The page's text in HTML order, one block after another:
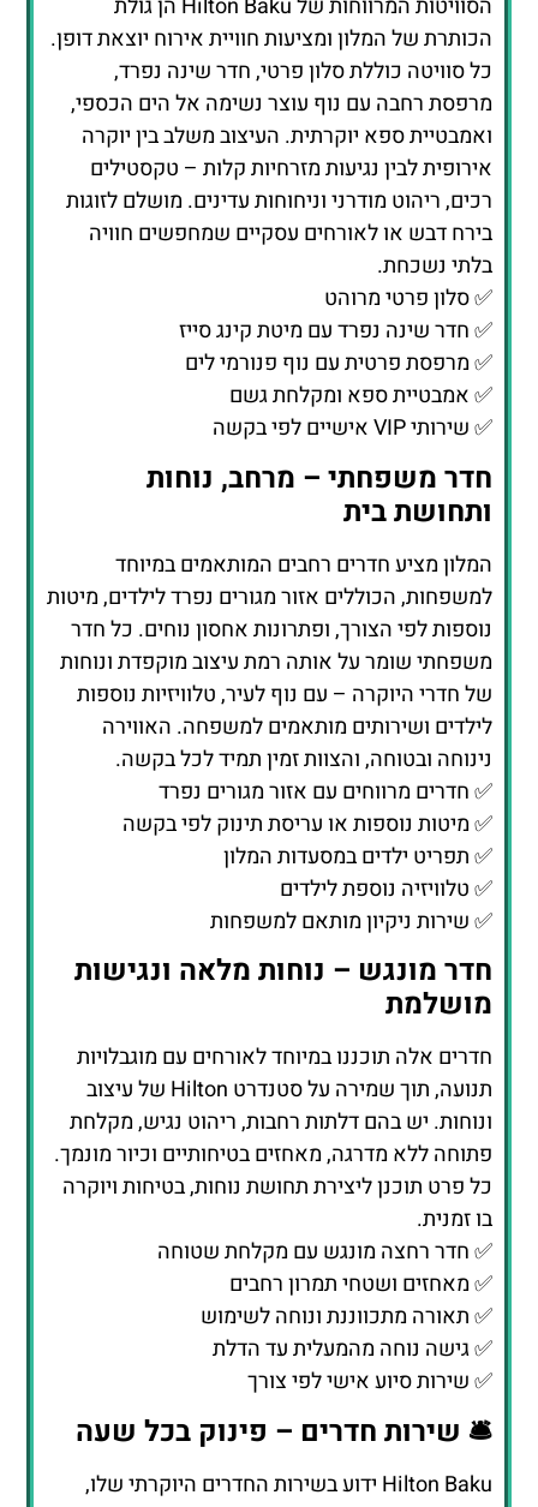
רכים, ריהוט מודרני וניחוחות עדינים. מושלם לזוגות
בירח דבש או לאורחים עסקיים שמחפשים חוויה
בלתי נשכחת.
✅ סלון פרטי מרוהט
✅ חדר שינה נפרד עם מיטת קינג סייז
✅ מרפסת פרטית עם נוף פנורמי לים
✅ אמבטיית ספא ומקלחת גשם
✅ שירותי VIP אישיים לפי בקשה
חדר משפחתי – מרחב, נוחות
ותחושת בית
המלון מציע חדרים רחבים המותאמים במיוחד
למשפחות, הכוללים אזור מגורים נפרד לילדים, מיטות
נוספות לפי הצורך, ופתרונות אחסון נוחים. כל חדר
משפחתי שומר על אותה רמת עיצוב מוקפדת ונוחות
של חדרי היוקרה – עם נוף לעיר, טלוויזיות נוספות
נינוחה ובטוחה, והצוות זמין תמיד לכל בקשה.
✅ חדרים מרווחים עם אזור מגורים נפרד
✅ מיטות נוספות או עריסת תינוק לפי בקשה
✅ תפריט ילדים במסעדות המלון
✅ טלוויזיה נוספת לילדים
✅ שירות ניקיון מותאם למשפחות
חדר מונגש – נוחות מלאה ונגישות
מושלמת
חדרים אלה תוכננו במיוחד לאורחים עם מוגבלויות
ונוחות. יש בהם דלתות רחבות, ריהוט נגיש, מקלחת
פתוחה ללא מדרגה, מאחזים בטיחותיים וכיור מונמך.
כל פרט תוכנן ליצירת תחושת נוחות, בטיחות ויוקרה
✅ חדר רחצה מונגש עם מקלחת שטוחה
✅ מאחזים ושטחי תמרון רחבים
✅ תאורה מתכווננת ונוחה לשימוש
✅ גישה נוחה מהמעלית עד הדלת
✅ שירות סיוע אישי לפי צורך
🛎️ שירות חדרים – פינוק בכל שעה
Hilton Baku ידוע בשירות החדרים היוקרתי שלו,
הפועל 24 שעות ביממה. בתפריט תמצאו מגוון רחב
של מנות – מארוחת בוקר טרייה, דרך ארוחות ערב
גורמה, ועד קינוחים בעבודת יד ומשקאות יוקרתיים.
הצוות עומד לרשות האורחים לכל בקשה מיוחדת:
שירות כביסה וגיהוץ מהיר, ועד הפתעות לחגיגות
לקבוצת
הפייסבוק
למטיילים